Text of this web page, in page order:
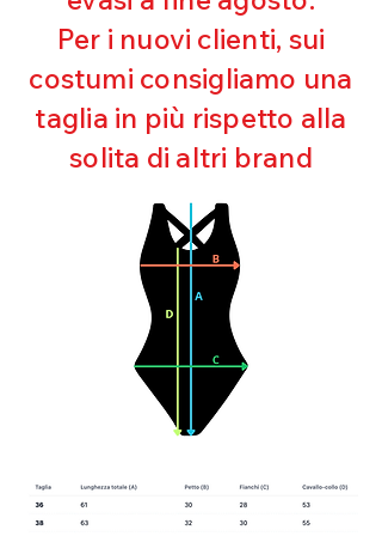
Ultra cloro resistente
Mantenimento della forma
Perfetta vestibilità
Asciugatura rapida
Bielastico
Per i nuovi clienti, sui
costumi consigliamo una
taglia in più rispetto alla
solita di altri brand